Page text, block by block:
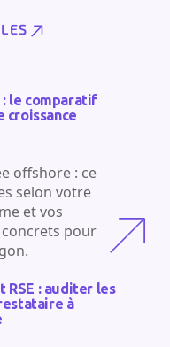
le comparatif
croissance
offshore : ce
selon votre
et vos
pour
: auditer les
à